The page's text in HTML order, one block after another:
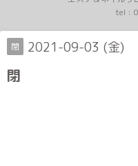
tel :
閉 2021-09-03 (金)
閉